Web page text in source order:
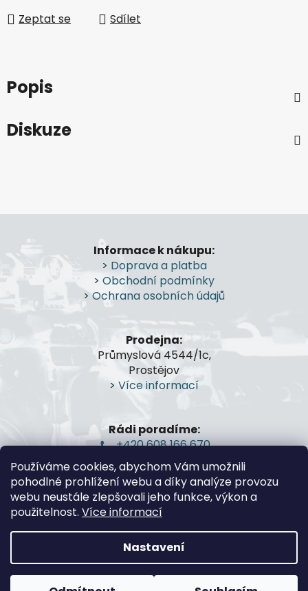
Používáme cookies, abychom Vám umožnili
pohodlné prohlížení webu a díky analýze provozu
webu neustále zlepšovali jeho funkce, výkon a
použitelnost. Více informací
Nastavení
Zeptat se Sdílet
Popis
Diskuze
p
a
Informace k nákupu:
> Doprava a platba
> Obchodní podmínky
> Ochrana osobních údajů
Prodejna:
Průmyslová 4544/1c,
Prostějov
> Více informací
Rádi poradíme:
+420 608 166 670
gsa@gsa-shop.cz
Vytvořil Shoptet